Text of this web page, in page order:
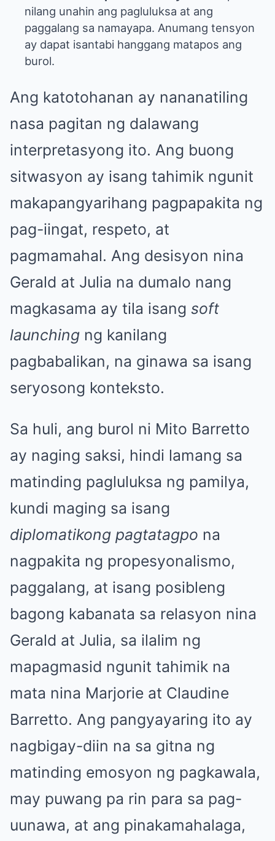
nilang unahin ang pagluluksa at ang
paggalang sa namayapa. Anumang tensyon
ay dapat isantabi hanggang matapos ang
burol.
Ang katotohanan ay nananatiling
nasa pagitan ng dalawang
interpretasyong ito. Ang buong
sitwasyon ay isang tahimik ngunit
makapangyarihang pagpapakita ng
pag-iingat, respeto, at
pagmamahal. Ang desisyon nina
Gerald at Julia na dumalo nang
magkasama ay tila isang soft
launching ng kanilang
pagbabalikan, na ginawa sa isang
seryosong konteksto.
Sa huli, ang burol ni Mito Barretto
ay naging saksi, hindi lamang sa
matinding pagluluksa ng pamilya,
kundi maging sa isang
diplomatikong pagtatagpo na
nagpakita ng propesyonalismo,
paggalang, at isang posibleng
bagong kabanata sa relasyon nina
Gerald at Julia, sa ilalim ng
mapagmasid ngunit tahimik na
mata nina Marjorie at Claudine
Barretto. Ang pangyayaring ito ay
nagbigay-diin na sa gitna ng
matinding emosyon ng pagkawala,
may puwang pa rin para sa pag-
uunawa, at ang pinakamahalaga,